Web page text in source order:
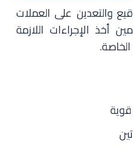
والتعدين على العملات
أخذ الإجراءات اللازمة